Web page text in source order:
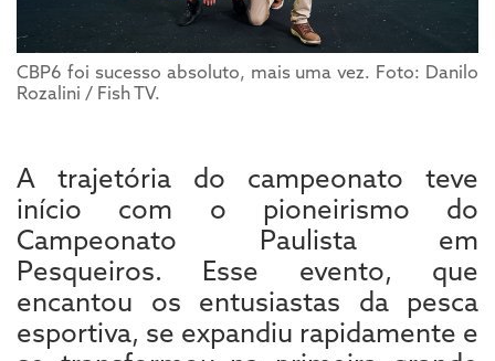
CBP6 foi sucesso absoluto, mais uma vez. Foto: Danilo
Rozalini / Fish TV.
A trajetória do campeonato teve
início com o pioneirismo do
Campeonato Paulista em
Pesqueiros. Esse evento, que
encantou os entusiastas da pesca
esportiva, se expandiu rapidamente e